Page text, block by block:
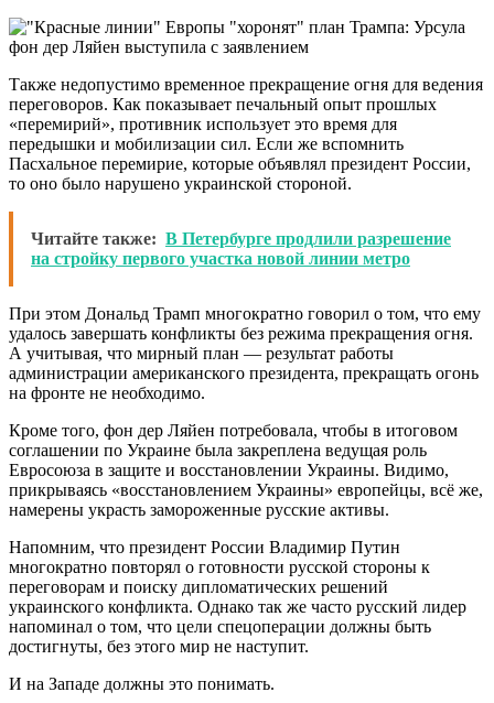
Также недопустимо временное прекращение огня для ведения
переговоров. Как показывает печальный опыт прошлых
«перемирий», противник использует это время для
передышки и мобилизации сил. Если же вспомнить
Пасхальное перемирие, которые объявлял президент России,
то оно было нарушено украинской стороной.
Читайте также: В Петербурге продлили разрешение
на стройку первого участка новой линии метро
При этом Дональд Трамп многократно говорил о том, что ему
удалось завершать конфликты без режима прекращения огня.
А учитывая, что мирный план — результат работы
администрации американского президента, прекращать огонь
на фронте не необходимо.
Кроме того, фон дер Ляйен потребовала, чтобы в итоговом
соглашении по Украине была закреплена ведущая роль
Евросоюза в защите и восстановлении Украины. Видимо,
прикрываясь «восстановлением Украины» европейцы, всё же,
намерены украсть замороженные русские активы.
Напомним, что президент России Владимир Путин
многократно повторял о готовности русской стороны к
переговорам и поиску дипломатических решений
украинского конфликта. Однако так же часто русский лидер
напоминал о том, что цели спецоперации должны быть
достигнуты, без этого мир не наступит.
И на Западе должны это понимать.